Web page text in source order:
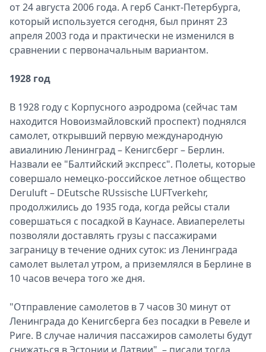
от 24 августа 2006 года. А герб Санкт-Петербурга,
который используется сегодня, был принят 23
апреля 2003 года и практически не изменился в
сравнении с первоначальным вариантом.
1928 год
В 1928 году с Корпусного аэродрома (сейчас там
находится Новоизмайловский проспект) поднялся
самолет, открывший первую международную
авиалинию Ленинград – Кенигсберг – Берлин.
Назвали ее "Балтийский экспресс". Полеты, которые
совершало немецко-российское летное общество
Deruluft – DEutsche RUssische LUFTverkehr,
продолжились до 1935 года, когда рейсы стали
совершаться с посадкой в Каунасе. Авиаперелеты
позволяли доставлять грузы с пассажирами
заграницу в течение одних суток: из Ленинграда
самолет вылетал утром, а приземлялся в Берлине в
10 часов вечера того же дня.
"Отправление самолетов в 7 часов 30 минут от
Ленинграда до Кенигсберга без посадки в Ревеле и
Риге. В случае наличия пассажиров самолеты будут